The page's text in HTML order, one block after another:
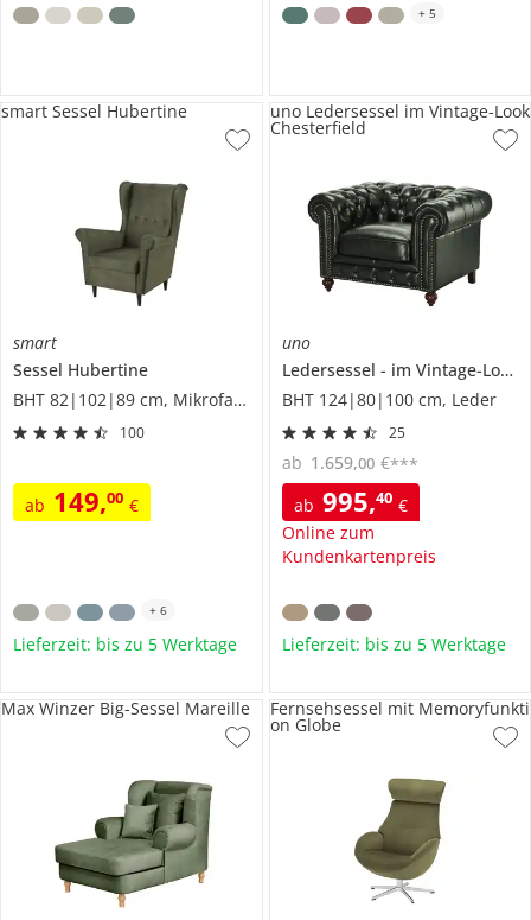
+ 5
smart
Sessel Hubertine
BHT 82|102|89 cm, Mikrofaser in Samt-Optik
100
ab 149,00 €
smart Sessel Hubertine
+ 6
Lieferzeit: bis zu 5 Werktage
uno
Ledersessel
im Vintage-Look
BHT 124|80|100 cm, Leder
25
ab 995,40 €
Online zum
Kundenkartenpreis
ab 1.659,00 €***
uno Ledersessel im Vintage-Look
Chesterfield
Lieferzeit: bis zu 5 Werktage
Max Winzer Big-Sessel Mareille Fernsehsessel mit Memoryfunkti
on Globe